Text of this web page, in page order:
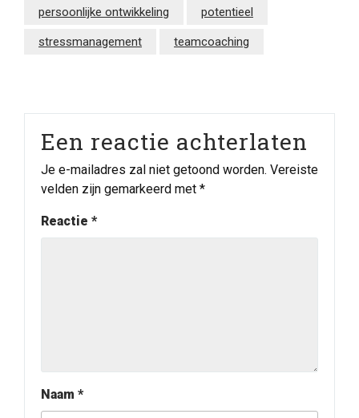
persoonlijke ontwikkeling potentieel
stressmanagement teamcoaching
Een reactie achterlaten
Je e-mailadres zal niet getoond worden. Vereiste
velden zijn gemarkeerd met *
Reactie *
Naam *